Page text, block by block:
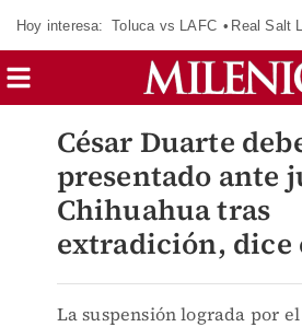
Hoy interesa: Toluca vs LAFC Real Salt
César Duarte
presentado ante
Chihuahua tras
extradición, dice
La suspensión lograda por